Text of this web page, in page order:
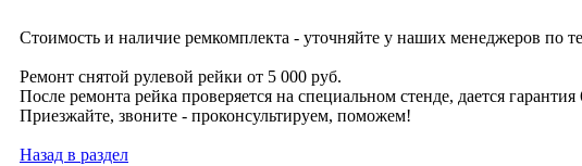
Стоимость и наличие ремкомплекта - уточняйте у наших менеджеров по
Ремонт снятой рулевой рейки от 5 000 руб.
После ремонта рейка проверяется на специальном стенде, дается гарантия
Приезжайте, звоните - проконсультируем, поможем!
Назад в раздел